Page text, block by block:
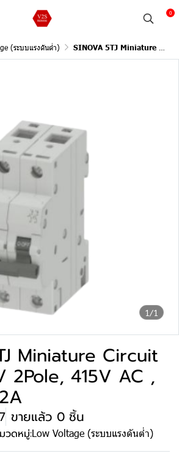
0
(ระบบแรงดันต่ำ) SINOVA 5TJ Miniature Circuit Breakers / 2Pole, 415V AC , 10kA, In 32A
1/1
Miniature Circuit
2Pole, 415V AC ,
ขายแล้ว 0 ชิ้น
วดหมู่:Low Voltage (ระบบแรงดันต่ำ)